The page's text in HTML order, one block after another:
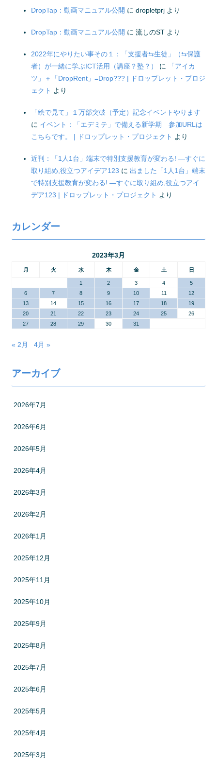
DropTap：動画マニュアル公開 に dropletprj より
DropTap：動画マニュアル公開 に 流しのST より
2022年にやりたい事その１：「支援者⇆生徒」（⇆保護
者）が一緒に学ぶICT活用（講座？塾？）
に
「アイカ
ツ」＋「DropRent」=Drop??? | ドロップレット・プロジ
ェクト より
「絵で見て」１万部突破（予定）記念イベントやります
に イベント：「エデミテ」で備える新学期 参加URLは
こちらです。 | ドロップレット・プロジェクト より
近刊：「1人1台」端末で特別支援教育が変わる! ―すぐに
取り組め,役立つアイデア123 に 出ました「1人1台」端末
で特別支援教育が変わる! ―すぐに取り組め,役立つアイ
デア123 | ドロップレット・プロジェクト より
カレンダー
2023年3月
月 火 水 木 金 土 日
1 2 3 4
5
6
7 8 9 10 11
12
13
14 15 16 17 18
19
20
21 22 23 24 25
26
27
28 29 30 31
« 2月 4月 »
アーカイブ
2026年7月
2026年6月
2026年5月
2026年4月
2026年3月
2026年2月
2026年1月
2025年12月
2025年11月
2025年10月
2025年9月
2025年8月
2025年7月
2025年6月
2025年5月
2025年4月
2025年3月